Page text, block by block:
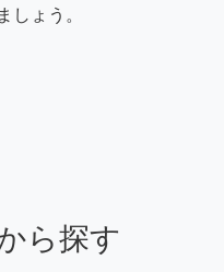
しょう。
ら探す